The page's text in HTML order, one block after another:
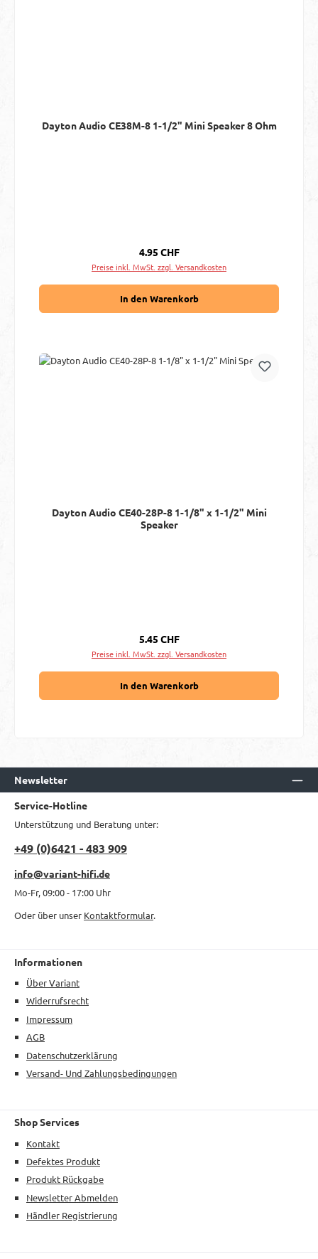
Dayton Audio CE38M-8 1-1/2" Mini Speaker 8 Ohm
Regulärer Preis:
4.95 CHF
Preise inkl. MwSt. zzgl. Versandkosten
In den Warenkorb
Dayton Audio CE40-28P-8 1-1/8" x 1-1/2" Mini
Speaker
Regulärer Preis:
5.45 CHF
Preise inkl. MwSt. zzgl. Versandkosten
In den Warenkorb
Newsletter
Service-Hotline
Unterstützung und Beratung unter:
+49 (0)6421 - 483 909
info@variant-hifi.de
Mo-Fr, 09:00 - 17:00 Uhr
Oder über unser Kontaktformular.
Informationen
Über Variant
Widerrufsrecht
Impressum
AGB
Datenschutzerklärung
Versand- Und Zahlungsbedingungen
Shop Services
Kontakt
Defektes Produkt
Produkt Rückgabe
Newsletter Abmelden
Händler Registrierung